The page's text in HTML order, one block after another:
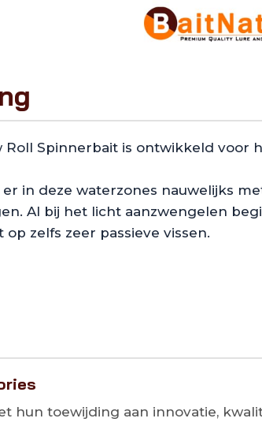
Roll Spinnerbait is ontwikkeld
in deze waterzones nauwelijks
Al bij het licht aanzwengelen
zelfs zeer passieve vissen.
hun toewijding aan innovatie,